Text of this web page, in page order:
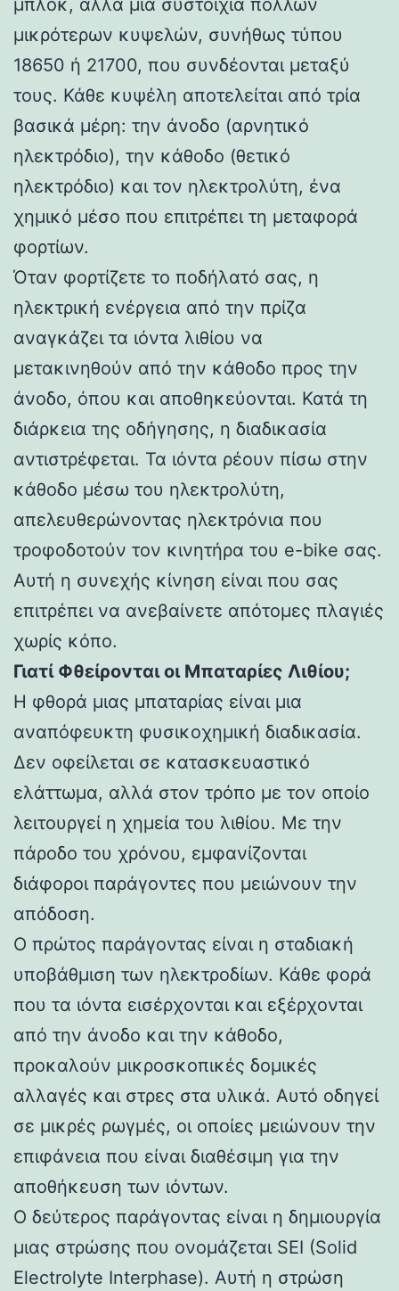
μικρότερων κυψελών, συνήθως τύπου
18650 ή 21700, που συνδέονται μεταξύ
τους. Κάθε κυψέλη αποτελείται από τρία
βασικά μέρη: την άνοδο (αρνητικό
ηλεκτρόδιο), την κάθοδο (θετικό
ηλεκτρόδιο) και τον ηλεκτρολύτη, ένα
χημικό μέσο που επιτρέπει τη μεταφορά
φορτίων.
Όταν φορτίζετε το ποδήλατό σας, η
ηλεκτρική ενέργεια από την πρίζα
αναγκάζει τα ιόντα λιθίου να
μετακινηθούν από την κάθοδο προς την
άνοδο, όπου και αποθηκεύονται. Κατά τη
διάρκεια της οδήγησης, η διαδικασία
αντιστρέφεται. Τα ιόντα ρέουν πίσω στην
κάθοδο μέσω του ηλεκτρολύτη,
απελευθερώνοντας ηλεκτρόνια που
τροφοδοτούν τον κινητήρα του e-bike σας.
Αυτή η συνεχής κίνηση είναι που σας
επιτρέπει να ανεβαίνετε απότομες πλαγιές
χωρίς κόπο.
Γιατί Φθείρονται οι Μπαταρίες Λιθίου;
Η φθορά μιας μπαταρίας είναι μια
αναπόφευκτη φυσικοχημική διαδικασία.
Δεν οφείλεται σε κατασκευαστικό
ελάττωμα, αλλά στον τρόπο με τον οποίο
λειτουργεί η χημεία του λιθίου. Με την
πάροδο του χρόνου, εμφανίζονται
διάφοροι παράγοντες που μειώνουν την
απόδοση.
Ο πρώτος παράγοντας είναι η σταδιακή
υποβάθμιση των ηλεκτροδίων. Κάθε φορά
που τα ιόντα εισέρχονται και εξέρχονται
από την άνοδο και την κάθοδο,
προκαλούν μικροσκοπικές δομικές
αλλαγές και στρες στα υλικά. Αυτό οδηγεί
σε μικρές ρωγμές, οι οποίες μειώνουν την
επιφάνεια που είναι διαθέσιμη για την
αποθήκευση των ιόντων.
Ο δεύτερος παράγοντας είναι η δημιουργία
μιας στρώσης που ονομάζεται SEI (Solid
Electrolyte Interphase). Αυτή η στρώση